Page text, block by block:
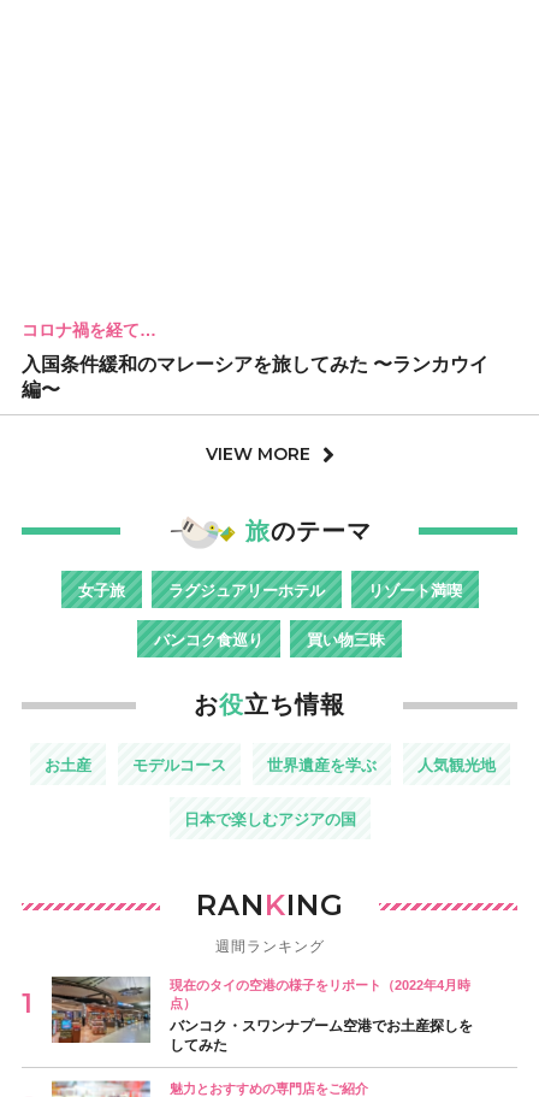
コロナ禍を経て…
入国条件緩和のマレーシアを旅してみた 〜ランカウイ
編〜
VIEW MORE
旅のテーマ
女子旅 ラグジュアリーホテル リゾート満喫
バンコク食巡り 買い物三昧
お役立ち情報
お土産 モデルコース 世界遺産を学ぶ 人気観光地
日本で楽しむアジアの国
RANKING
週間ランキング
現在のタイの空港の様子をリポート（2022年4月時
点）
バンコク・スワンナプーム空港でお土産探しを
してみた
魅力とおすすめの専門店をご紹介